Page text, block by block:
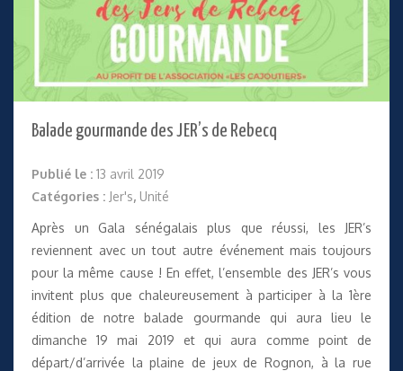
Balade gourmande des JER’s de Rebecq
Publié le : 13 avril 2019
Catégories : Jer's, Unité
Après un Gala sénégalais plus que réussi, les JER’s
reviennent avec un tout autre événement mais toujours
pour la même cause ! En effet, l’ensemble des JER’s vous
invitent plus que chaleureusement à participer à la 1ère
édition de notre balade gourmande qui aura lieu le
dimanche 19 mai 2019 et qui aura comme point de
départ/d’arrivée la plaine de jeux de Rognon, à la rue